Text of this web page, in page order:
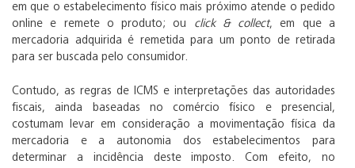
em que o estabelecimento físico mais próximo atende o pedido
online e remete o produto; ou click & collect, em que a
mercadoria adquirida é remetida para um ponto de retirada
para ser buscada pelo consumidor.
Contudo, as regras de ICMS e interpretações das autoridades
fiscais, ainda baseadas no comércio físico e presencial,
costumam levar em consideração a movimentação física da
mercadoria e a autonomia dos estabelecimentos para
determinar a incidência deste imposto. Com efeito, no